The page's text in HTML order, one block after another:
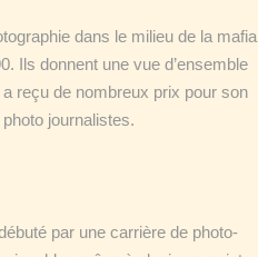
dans le milieu de la mafia
Ils donnent une vue d’ensemble
reçu de nombreux prix pour son
journalistes.
par une carrière de photo-